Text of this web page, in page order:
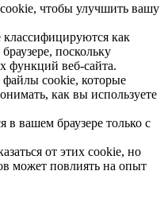
чтобы улучшить вашу
как
поскольку
функций веб-сайта.
cookie, которые
как вы используете
в вашем браузере только с
от этих cookie, но
может повлиять на опыт